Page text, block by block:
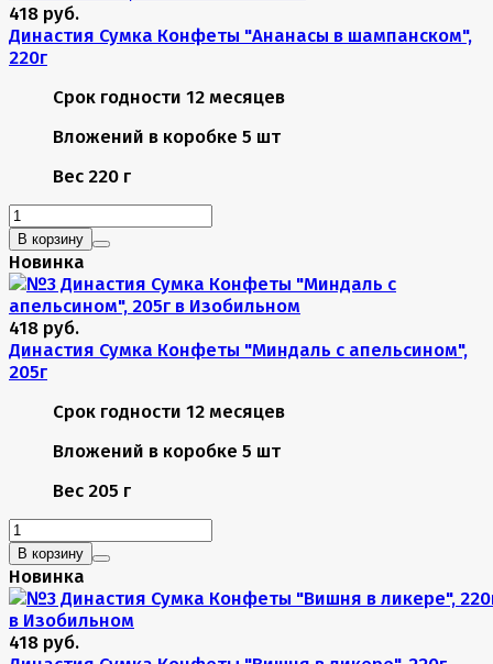
418 руб.
Династия Сумка Конфеты "Ананасы в шампанском",
220г
Срок годности 12 месяцев
Вложений в коробке 5 шт
Вес 220 г
В корзину
Новинка
418 руб.
Династия Сумка Конфеты "Миндаль с апельсином",
205г
Срок годности 12 месяцев
Вложений в коробке 5 шт
Вес 205 г
В корзину
Новинка
418 руб.